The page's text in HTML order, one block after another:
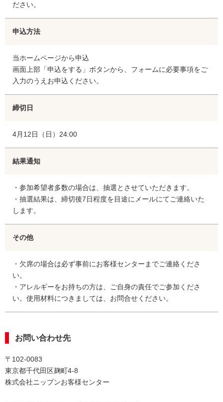
ださい。
申込方法
当ホームページから申込
画面上部「申込をする」ボタンから、フォームに必要事項をご
入力のうえお申込ください。
締切日
4月12日（日）24:00
結果通知
・参加希望者多数の場合は、抽選とさせていただきます。
・抽選結果は、締切後7日程度を目途にメールにてご連絡いた
します。
その他
・欠席の場合は必ず事前にお客様センターまでご連絡くださ
い。
・アレルギーをお持ちの方は、ご自身の責任でご参加くださ
い。使用材料につきましては、お問合せください。
お問い合わせ先
〒102-0083
東京都千代田区麹町4-8
株式会社ニップンお客様センター